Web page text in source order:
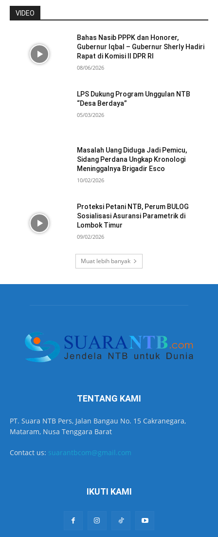
VIDEO
Bahas Nasib PPPK dan Honorer,
Gubernur Iqbal – Gubernur Sherly Hadiri
Rapat di Komisi II DPR RI
08/06/2026
LPS Dukung Program Unggulan NTB
“Desa Berdaya”
05/03/2026
Masalah Uang Diduga Jadi Pemicu,
Sidang Perdana Ungkap Kronologi
Meninggalnya Brigadir Esco
10/02/2026
Proteksi Petani NTB, Perum BULOG
Sosialisasi Asuransi Parametrik di
Lombok Timur
09/02/2026
Muat lebih banyak
TENTANG KAMI
PT. Suara NTB Pers, Jalan Bangau No. 15 Cakranegara,
Mataram, Nusa Tenggara Barat
Contact us: suarantbcom@gmail.com
IKUTI KAMI